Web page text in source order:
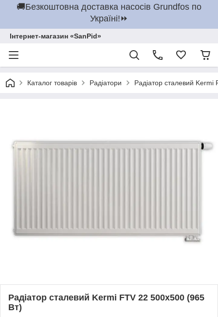
🚚Безкоштовна доставка насосів Grundfos по
Україні!⏩
Інтернет-магазин «SanPid»
Каталог товарів Радіатори Радіатор сталевий
Радіатор сталевий Kermi FTV 22 500x500 (965
Вт)